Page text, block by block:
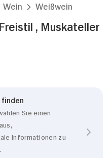
Wein Weißwein
, Muskateller
finden
Sie einen
Informationen zu